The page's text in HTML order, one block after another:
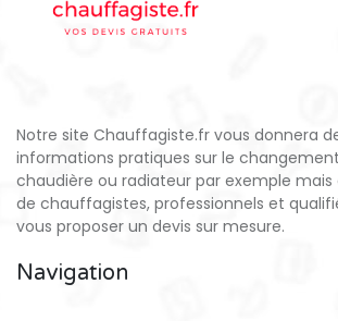
Notre site Chauffagiste.fr vous donnera
informations pratiques sur le
chaudière ou radiateur par exemple mais
de chauffagistes, professionnels et
vous proposer un devis sur mesure.
Navigation